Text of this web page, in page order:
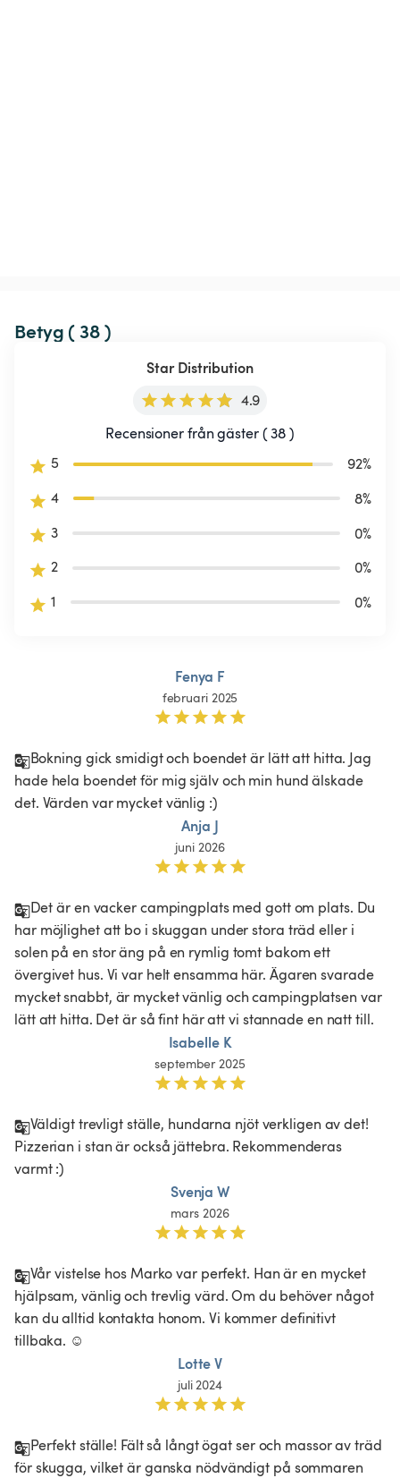
Betyg ( 38 )
Star Distribution
4.9
Recensioner från gäster ( 38 )
5
92%
4
8%
3
0%
2
0%
1
0%
Fenya F
februari 2025
Bokning gick smidigt och boendet är lätt att hitta. Jag
hade hela boendet för mig själv och min hund älskade
det. Värden var mycket vänlig :)
Anja J
juni 2026
Det är en vacker campingplats med gott om plats. Du
har möjlighet att bo i skuggan under stora träd eller i
solen på en stor äng på en rymlig tomt bakom ett
övergivet hus. Vi var helt ensamma här. Ägaren svarade
mycket snabbt, är mycket vänlig och campingplatsen var
lätt att hitta. Det är så fint här att vi stannade en natt till.
Isabelle K
september 2025
Väldigt trevligt ställe, hundarna njöt verkligen av det!
Pizzerian i stan är också jättebra. Rekommenderas
varmt :)
Svenja W
mars 2026
Vår vistelse hos Marko var perfekt. Han är en mycket
hjälpsam, vänlig och trevlig värd. Om du behöver något
kan du alltid kontakta honom. Vi kommer definitivt
tillbaka. ☺️
Lotte V
juli 2024
Perfekt ställe! Fält så långt ögat ser och massor av träd
för skugga, vilket är ganska nödvändigt på sommaren